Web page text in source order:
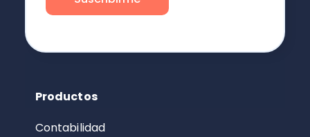
Productos
Contabilidad